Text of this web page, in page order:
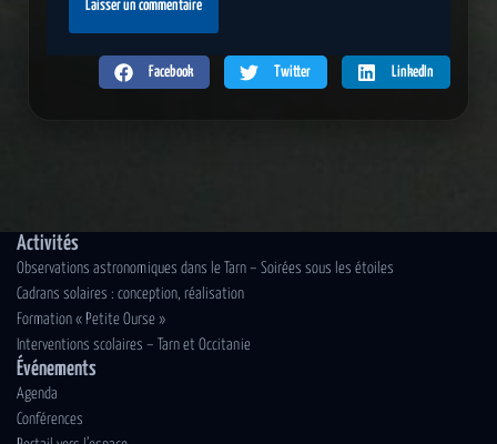
Facebook Twitter LinkedIn
Activités
Observations astronomiques dans le Tarn – Soirées sous les étoiles
Cadrans solaires : conception, réalisation
Formation « Petite Ourse »
Interventions scolaires – Tarn et Occitanie
Événements
Agenda
Conférences